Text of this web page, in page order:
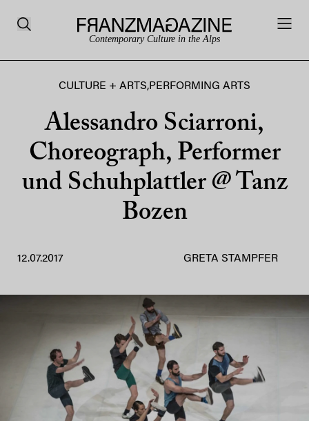
Contemporary Culture in the Alps
CULTURE + ARTS,PERFORMING ARTS
Alessandro Sciarroni,
Choreograph, Performer
und Schuhplattler @ Tanz
Bozen
12.07.2017 GRETA STAMPFER